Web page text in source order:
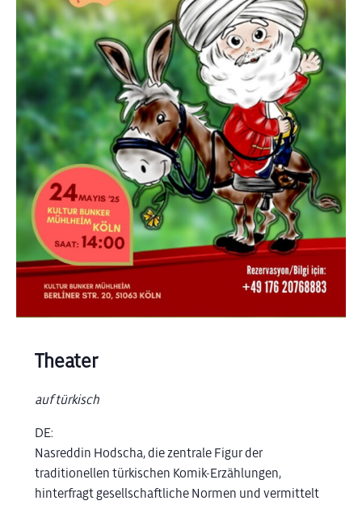
Theater
auf türkisch
DE:
Nasreddin Hodscha, die zentrale Figur der
traditionellen türkischen Komik-Erzählungen,
hinterfragt gesellschaftliche Normen und vermittelt